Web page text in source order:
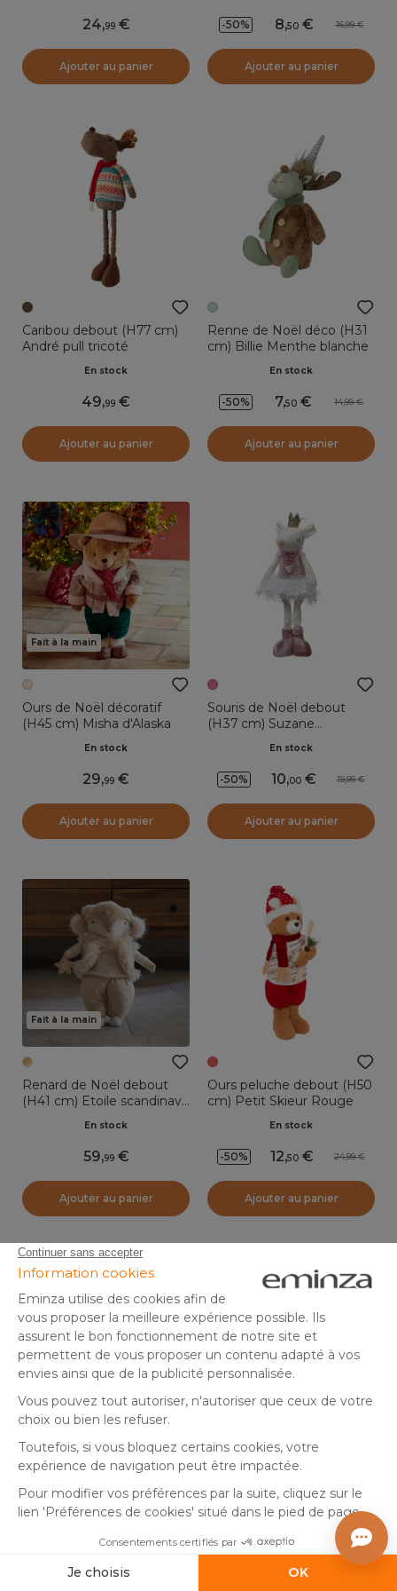
24,99
Ajouter au panier
-50% 8,50 16,99
Ajouter au panier
Caribou debout (H77 cm)
André pull tricoté
En stock
49,99
Ajouter au panier
Renne de Noël déco (H31
cm) Billie Menthe blanche
En stock
-50% 7,50 14,99
Ajouter au panier
Fait à la main
Ours de Noël décoratif
(H45 cm) Misha d'Alaska
En stock
29,99
Ajouter au panier
Souris de Noël debout
(H37 cm) Suzane
En stock
-50% 10,00 19,99
Ajouter au panier
Fait à la main
Renard de Noël debout
(H41 cm) Etoile scandinave
En stock
59,99
Ajouter au panier
Ours peluche debout (H50
cm) Petit Skieur Rouge
En stock
-50% 12,50 24,99
Ajouter au panier
Fait à la main
Ours polaire déco (H16 cm)
Esquimau des Neige Blanc
Ajouter au panier
Renard de Noël (H32 cm)
César Marron clair
En stock
12,50 24,99
Ajouter au panier